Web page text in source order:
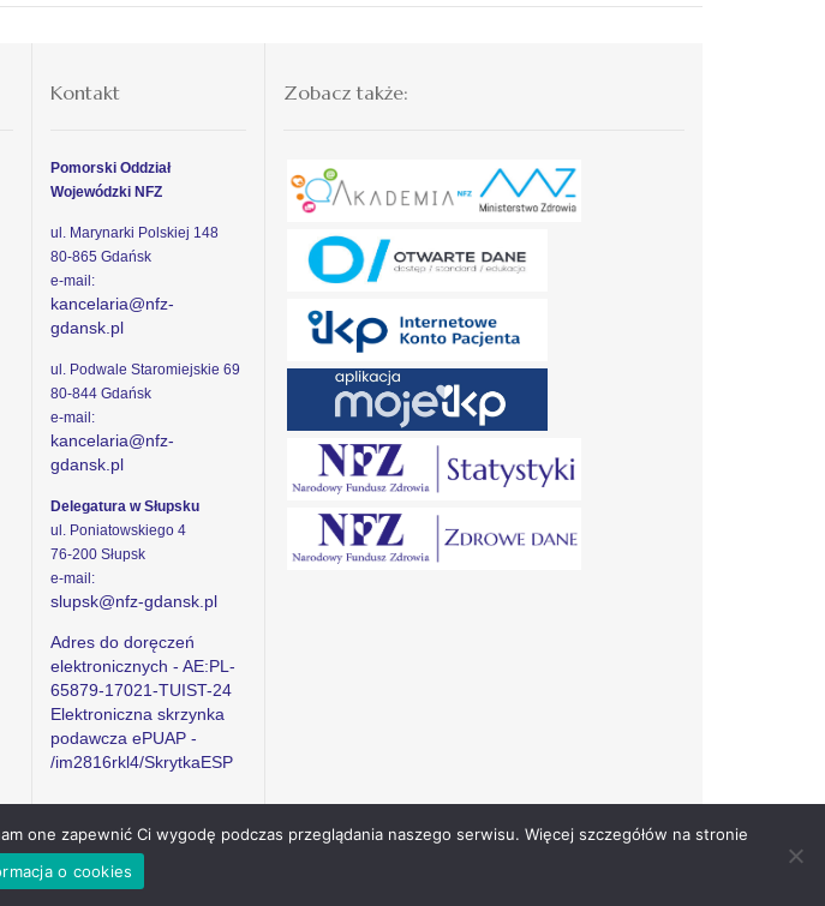
Kontakt
Pomorski Oddział
Wojewódzki NFZ
ul. Marynarki Polskiej 148
80-865 Gdańsk
e-mail:
kancelaria@nfz-
gdansk.pl
ul. Podwale Staromiejskie 69
80-844 Gdańsk
e-mail:
kancelaria@nfz-
gdansk.pl
Delegatura w Słupsku
ul. Poniatowskiego 4
76-200 Słupsk
e-mail:
slupsk@nfz-gdansk.pl
Adres do doręczeń
elektronicznych - AE:PL-
65879-17021-TUIST-24
Elektroniczna skrzynka
podawcza ePUAP -
/im2816rkl4/SkrytkaESP
Zobacz także:
one zapewnić Ci wygodę podczas przeglądania naszego serwisu. Więcej szczegółów na stronie
o cookies